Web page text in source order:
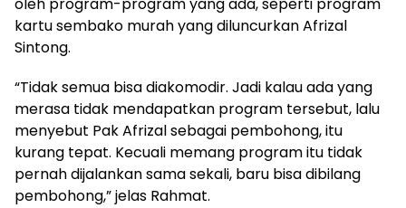
oleh program-program yang ada, seperti program
kartu sembako murah yang diluncurkan Afrizal
Sintong.
“Tidak semua bisa diakomodir. Jadi kalau ada yang
merasa tidak mendapatkan program tersebut, lalu
menyebut Pak Afrizal sebagai pembohong, itu
kurang tepat. Kecuali memang program itu tidak
pernah dijalankan sama sekali, baru bisa dibilang
pembohong,” jelas Rahmat.